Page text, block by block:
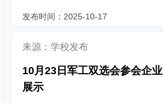
发布时间：2025-10-17
来源：学校发布
10月23日军工双选会参会企业
展示